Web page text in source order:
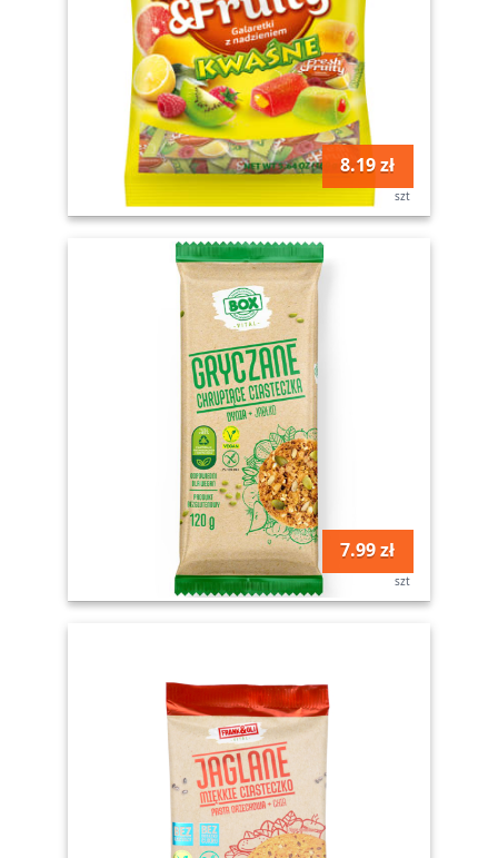
8.19 zł
szt
7.99 zł
szt